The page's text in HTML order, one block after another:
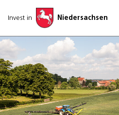
ナビゲーションをスキップする
Invest in Niedersachsen